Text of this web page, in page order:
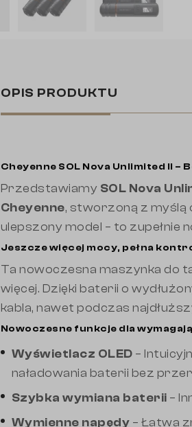
OPIS PRODUKTU
Cheyenne SOL Nova Unlimited II
Przedstawiamy SOL Nova
Cheyenne, stworzoną z myślą
ulepszony model – to zupełnie
Jeszcze więcej mocy, pełna
Ta nowoczesna maszynka do
więcej. Dzięki baterii o
kabla, nawet podczas
Nowoczesne funkcje dla
Wyświetlacz OLED –
naładowania baterii bez
Szybka wymiana baterii –
Wymienne napędy – Łatwa